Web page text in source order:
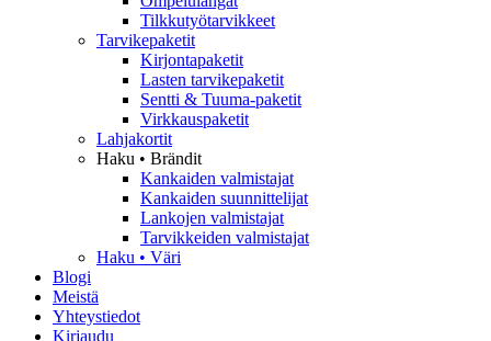
Tilkkutyötarvikkeet
Tarvikepaketit
Kirjontapaketit
Lasten tarvikepaketit
Sentti & Tuuma-paketit
Virkkauspaketit
Lahjakortit
Haku • Brändit
Kankaiden valmistajat
Kankaiden suunnittelijat
Lankojen valmistajat
Tarvikkeiden valmistajat
Haku • Väri
Blogi
Meistä
Yhteystiedot
Kirjaudu